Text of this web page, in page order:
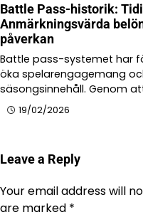
Battle Pass-historik:
Anmärkningsvärda
påverkan
Battle pass-systemet har
öka spelarengagemang
säsongsinnehåll. Genom
19/02/2026
Leave a Reply
Your email address will
are marked *